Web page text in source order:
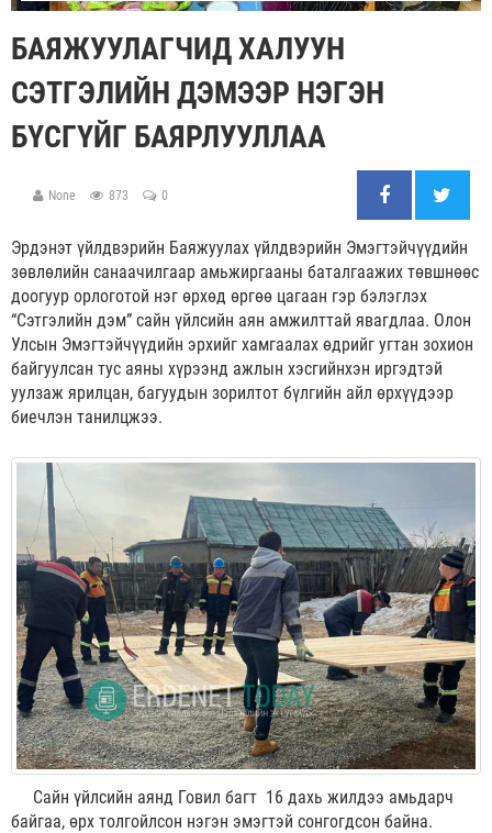
БАЯЖУУЛАГЧИД ХАЛУУН
СЭТГЭЛИЙН ДЭМЭЭР НЭГЭН
БҮСГҮЙГ БАЯРЛУУЛЛАА
None 873 0
Эрдэнэт үйлдвэрийн Баяжуулах үйлдвэрийн Эмэгтэйчүүдийн
зөвлөлийн санаачилгаар амьжиргааны баталгаажих төвшнөөс
доогуур орлоготой нэг өрхөд өргөө цагаан гэр бэлэглэх
“Сэтгэлийн дэм” сайн үйлсийн аян амжилттай явагдлаа. Олон
Улсын Эмэгтэйчүүдийн эрхийг хамгаалах өдрийг угтан зохион
байгуулсан тус аяны хүрээнд ажлын хэсгийнхэн иргэдтэй
уулзаж ярилцан, багуудын зорилтот бүлгийн айл өрхүүдээр
биечлэн танилцжээ.
Сайн үйлсийн аянд Говил багт 16 дахь жилдээ амьдарч
байгаа, өрх толгойлсон нэгэн эмэгтэй сонгогдсон байна.